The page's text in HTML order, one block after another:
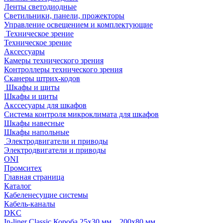
Ленты светодиодные
Светильники, панели, прожекторы
Управление освещением и комплектующие
Техническое зрение
Техническое зрение
Аксессуары
Камеры технического зрения
Контроллеры технического зрения
Сканеры штрих-кодов
Шкафы и щиты
Шкафы и щиты
Акссесуары для шкафов
Система контроля микроклимата для шкафов
Шкафы навесные
Шкафы напольные
Электродвигатели и приводы
Электродвигатели и приводы
ONI
Промситех
Главная страница
Каталог
Кабеленесущие системы
Кабель-каналы
DKC